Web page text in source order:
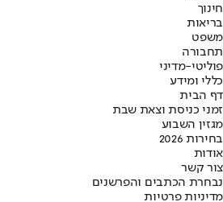
חינוך
בריאות
משפט
תחבורה
פוליטי-מדיני
כללי ומידע
דף הבית
זמני כניסת וצאת שבת
מגזין השבוע
בחירות 2026
אודות
צור קשר
נבחרת הכתבים והפרשנים
מדיניות פרטיות